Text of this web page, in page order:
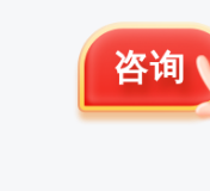
咨询